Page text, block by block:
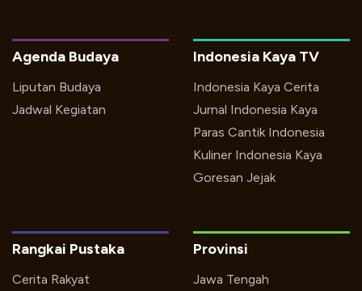
Indonesia Kaya TV
Indonesia Kaya Cerita
Jurnal Indonesia Kaya
Paras Cantik Indonesia
Kuliner Indonesia Kaya
Goresan Jejak
Agenda Budaya
Liputan Budaya
Jadwal Kegiatan
Rangkai Pustaka
Cerita Rakyat
Provinsi
Jawa Tengah